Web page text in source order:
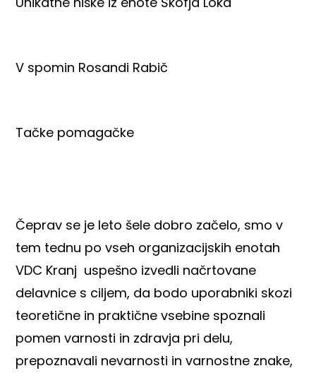
V spomin Rosandi Rabič
Tačke pomagačke
Čeprav se je leto šele dobro začelo, smo v
tem tednu po vseh organizacijskih enotah
VDC Kranj uspešno izvedli načrtovane
delavnice s ciljem, da bodo uporabniki skozi
teoretične in praktične vsebine spoznali
pomen varnosti in zdravja pri delu,
prepoznavali nevarnosti in varnostne znake,